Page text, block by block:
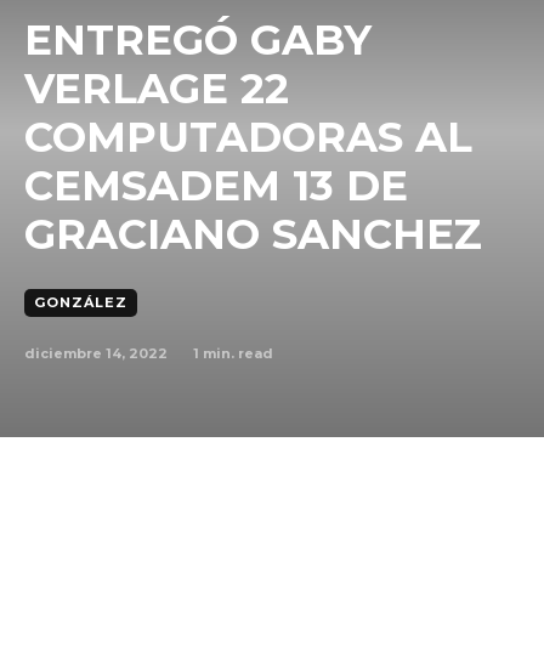
ENTREGÓ GABY
VERLAGE 22
COMPUTADORAS AL
CEMSADEM 13 DE
GRACIANO SANCHEZ
GONZÁLEZ
diciembre 14, 2022 1 min. read